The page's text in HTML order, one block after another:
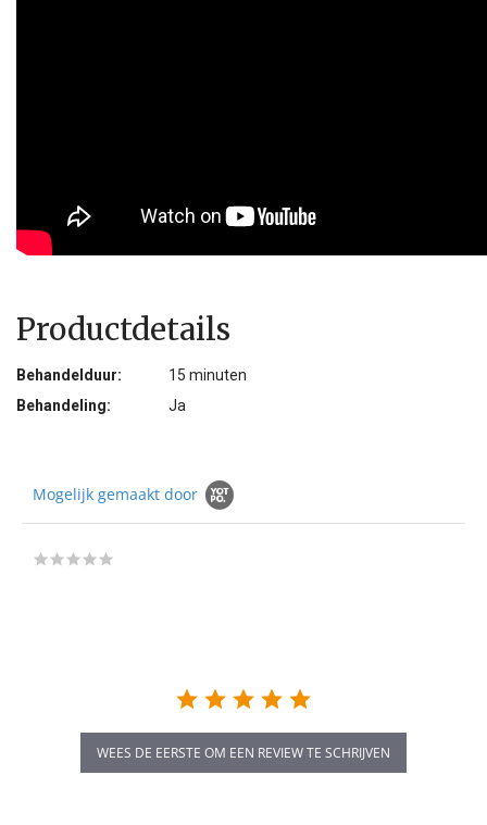
Productdetails
Behandelduur:
15 minuten
Behandeling:
Ja
Mogelijk gemaakt door
WEES DE EERSTE OM EEN REVIEW TE SCHRIJVEN